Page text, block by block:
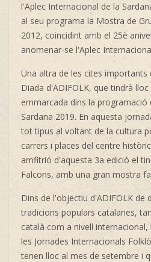
l'Aplec Internacional de la
al seu programa la Mostra de
2012, coincidint amb el 25è
anomenar-se l'Aplec
Una altra de les cites importants
Diada d'ADIFOLK, que tindrà
emmarcada dins la programació
Sardana 2019. En aquesta
tot tipus al voltant de la cultura
carrers i places del centre
amfitrió d'aquesta 3a edició el
Falcons, amb una gran mostra
Dins de l'objectiu d'ADIFOLK de
tradicions populars catalanes,
català com a nivell
les Jornades Internacionals
tenen lloc al mes de setembre i